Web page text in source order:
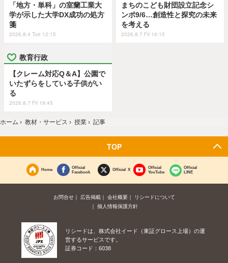
「地方・単科」の室蘭工業大
学が示した大学DX成功の処方
箋
2026.8.4 Tue 12:15
まちのこども財団設立記念シ
ンポ9/6…創造性と探究の未来
を考える
2026.8.7 Fri 16:15
教育行政
【クレーム対応Q＆A】公園で
いたずらをしている子供がい
る
2026.8.7 Fri 19:45
ホーム › 教材・サービス › 授業 › 記事
TOP
Home
Official
Facebook
Official X
Official
YouTube
Official
LINE
お問合せ 広告掲載 会社概要
リシードについて
個人情報保護方針
リシードは、株式会社イード（東証グロース上場）の運
営するサービスです。
証券コード：6038